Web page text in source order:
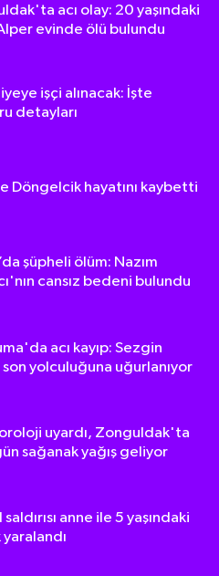
acı olay: 20 yaşındaki
Alper evinde ölü bulundu
işçi alınacak: İşte
detayları
Döngelcik hayatını kaybetti
şüpheli ölüm: Nazım
cansız bedeni bulundu
acı kayıp: Sezgin
son yolculuğuna uğurlanıyor
uyardı, Zonguldak'ta
sağanak yağış geliyor
anne ile 5 yaşındaki